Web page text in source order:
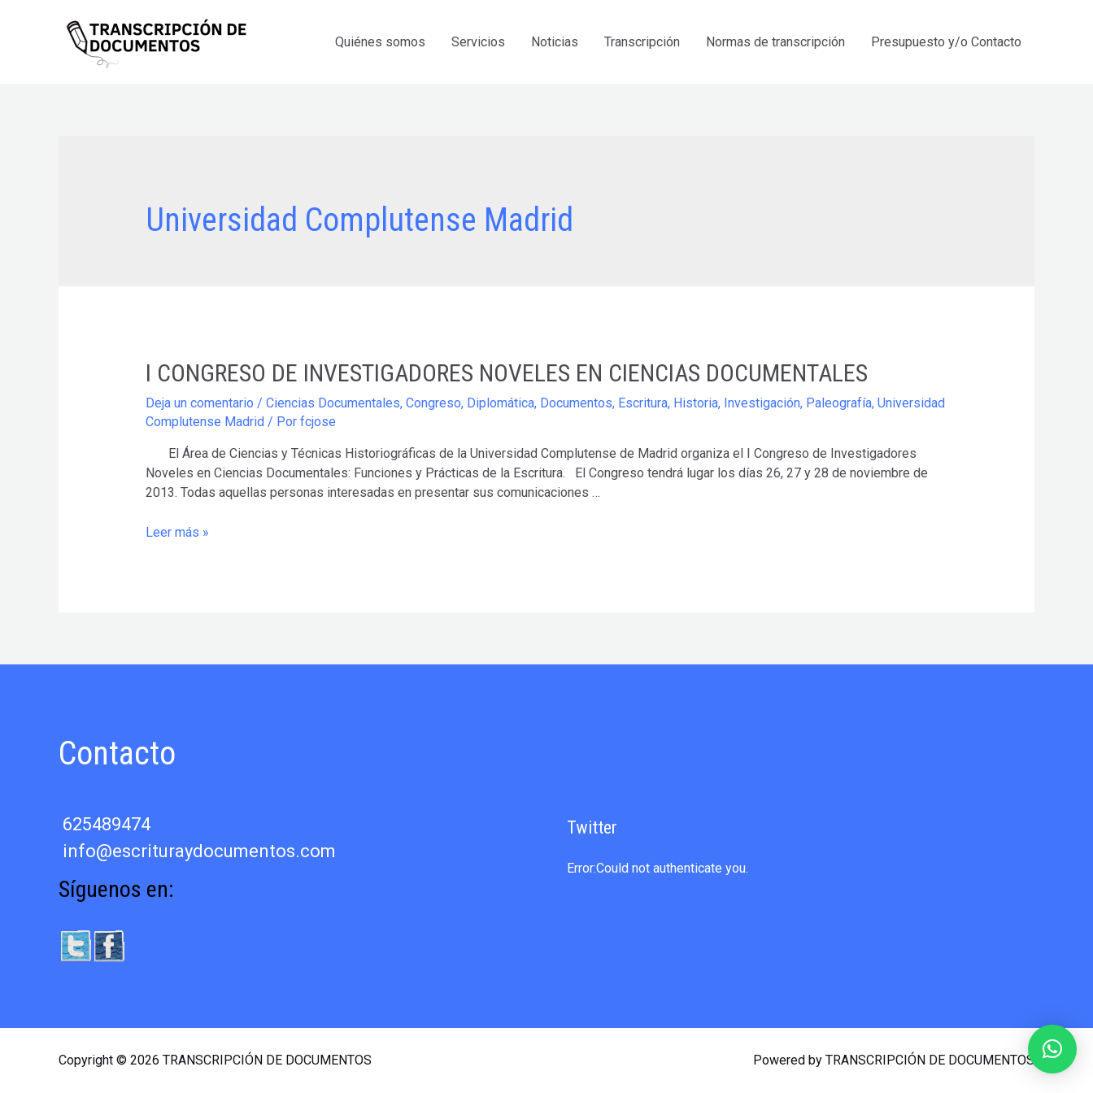
Quiénes somos Servicios Noticias Transcripción Normas de transcripción Presupuesto y/o Contacto
Universidad Complutense Madrid
I CONGRESO DE INVESTIGADORES NOVELES EN CIENCIAS DOCUMENTALES
Deja un comentario / Ciencias Documentales, Congreso, Diplomática, Documentos, Escritura, Historia, Investigación, Paleografía, Universidad
Complutense Madrid/ Por fcjose
El Área de Ciencias y Técnicas Historiográficas de la Universidad Complutense de Madrid organiza el I Congreso de Investigadores
Noveles en Ciencias Documentales: Funciones y Prácticas de la Escritura. El Congreso tendrá lugar los días 26, 27 y 28 de noviembre de
2013. Todas aquellas personas interesadas en presentar sus comunicaciones …
I
DOCUMENTALES
Leer más »
Contacto
625489474
info@escrituraydocumentos.com
Síguenos en:
Twitter
Error:Could not authenticate you.
Copyright © 2026 TRANSCRIPCIÓN DE DOCUMENTOS Powered by TRANSCRIPCIÓN DE DOCUMENTOS